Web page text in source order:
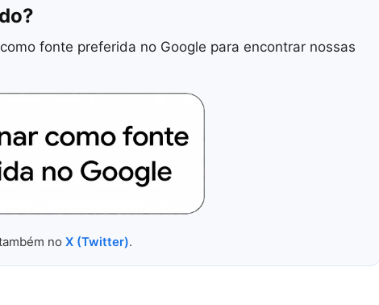
fonte preferida no Google para encontrar nossas
no X (Twitter).